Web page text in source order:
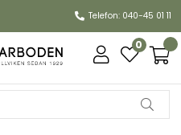
Telefon: 040-45 01 11
0